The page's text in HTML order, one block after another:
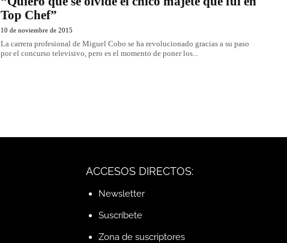
Top Chef”
10 de noviembre de 2015
La carrera profesional de Miguel Cobo se ha revolucionado gracias a su paso
por el concurso televisivo, pero es el momento de poner los...
ACCESOS DIRECTOS:
Newsletter
Suscríbete
Zona de suscriptores